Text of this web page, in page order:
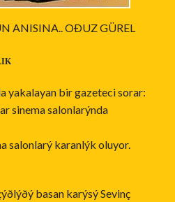
ANISINA.. OÐUZ GÜREL
yakalayan bir gazeteci sorar:
sinema salonlarýnda
salonlarý karanlýk oluyor.
basan karýsý Sevinç